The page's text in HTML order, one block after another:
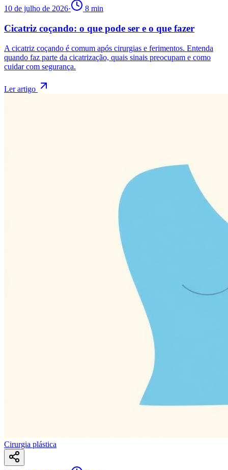
10 de julho de 2026· 8 min
Cicatriz coçando: o que pode ser e o que fazer
A cicatriz coçando é comum após cirurgias e ferimentos. Entenda
quando faz parte da cicatrização, quais sinais preocupam e como
cuidar com segurança.
Ler artigo
Cirurgia plástica